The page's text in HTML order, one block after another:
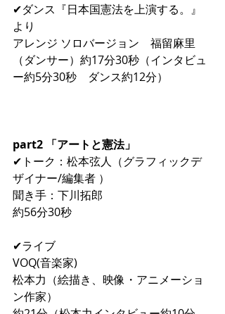
✔︎ダンス『日本国憲法を上演する。』
より
アレンジ ソロバージョン　福留麻里
（ダンサー）約17分30秒（インタビュ
ー約5分30秒　ダンス約12分）
part2 「アートと憲法」
✔︎トーク：松本弦人（グラフィックデ
ザイナー/編集者 ）
聞き手：下川拓郎
約56分30秒
✔︎ライブ
VOQ(音楽家)
松本力（絵描き、映像・アニメーショ
ン作家）